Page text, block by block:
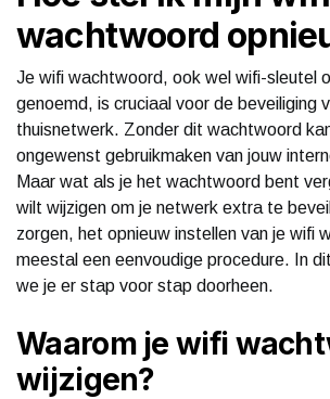
wachtwoord
Je wifi wachtwoord, ook wel wifi-sleutel
genoemd, is cruciaal voor de beveiliging
thuisnetwerk. Zonder dit wachtwoord
ongewenst gebruikmaken van jouw
Maar wat als je het wachtwoord bent
wilt wijzigen om je netwerk extra te
zorgen, het opnieuw instellen van je wifi
meestal een eenvoudige procedure. In
we je er stap voor stap doorheen.
Waarom je wifi
wijzigen?